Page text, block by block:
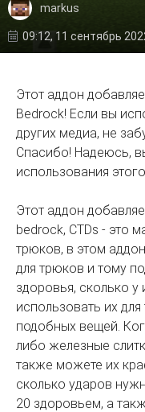
markus
09:12, 11 сентябрь
Этот аддон
Bedrock! Если вы
других медиа, не
Спасибо! Надеюсь,
использования
Этот аддон
bedrock, CTDs - это
трюков, в этом
для трюков и тому
здоровья, сколько у
использовать их
подобных вещей.
либо железные
также можете их
сколько ударов
20 здоровьем, а